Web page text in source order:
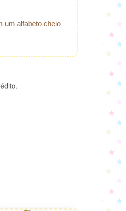
um alfabeto cheio